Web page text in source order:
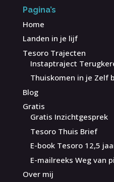
Pagina’s
Home
Landen in je lijf
Tesoro Trajecten
Instaptraject
Thuiskomen in je Zelf
Blog
Gratis
Gratis Inzichtgesprek
Tesoro Thuis Brief
E-book Tesoro 12,5
E-mailreeks Weg van
Over mij